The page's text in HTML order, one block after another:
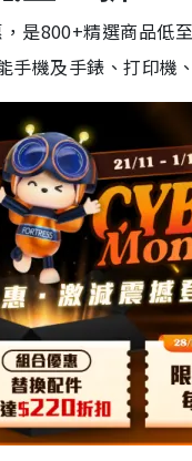
是800+精選商品低
手機及手錶、打印機